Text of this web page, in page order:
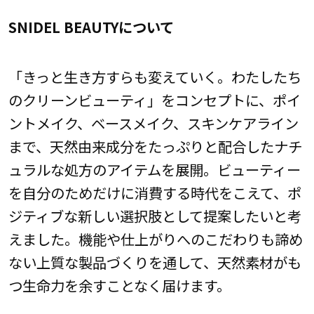
SNIDEL BEAUTYについて
「きっと生き方すらも変えていく。わたしたち
のクリーンビューティ」をコンセプトに、ポイ
ントメイク、ベースメイク、スキンケアライン
まで、天然由来成分をたっぷりと配合したナチ
ュラルな処方のアイテムを展開。ビューティー
を自分のためだけに消費する時代をこえて、ポ
ジティブな新しい選択肢として提案したいと考
えました。機能や仕上がりへのこだわりも諦め
ない上質な製品づくりを通して、天然素材がも
つ生命力を余すことなく届けます。